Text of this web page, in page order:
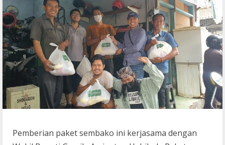
Pemberian paket sembako ini kerjasama dengan